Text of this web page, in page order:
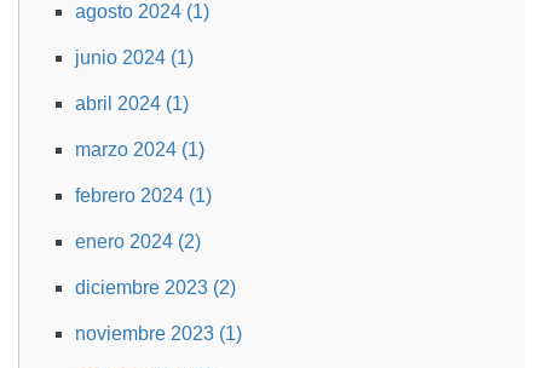
agosto 2024 (1)
junio 2024 (1)
abril 2024 (1)
marzo 2024 (1)
febrero 2024 (1)
enero 2024 (2)
diciembre 2023 (2)
noviembre 2023 (1)